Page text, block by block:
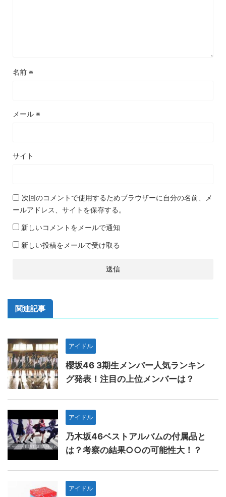
名前 ※
メール ※
サイト
次回のコメントで使用するためブラウザーに自分の名前、メ
ールアドレス、サイトを保存する。
新しいコメントをメールで通知
新しい投稿をメールで受け取る
関連記事
アイドル
櫻坂46 3期生メンバー人気ランキン
グ発表！注目の上位メンバーは？
アイドル
乃木坂46ベストアルバムの付属品と
は？考察の結果○○の可能性大！？
アイドル